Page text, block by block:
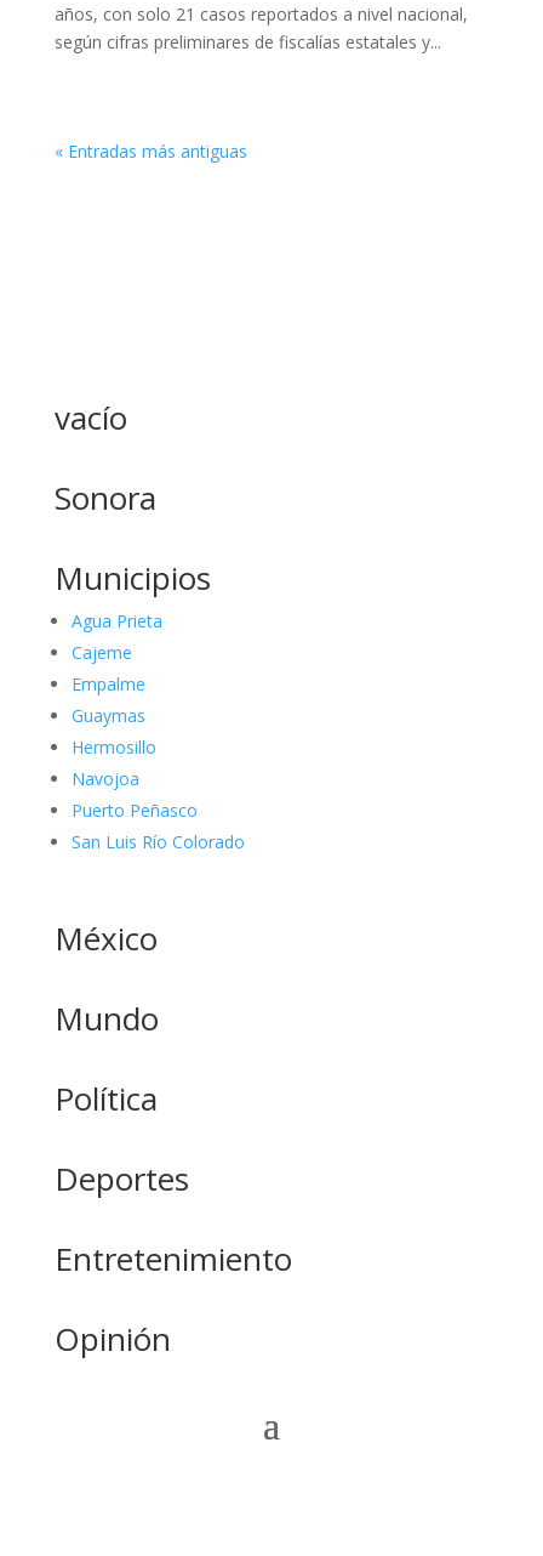
años, con solo 21 casos reportados a nivel nacional,
según cifras preliminares de fiscalías estatales y...
« Entradas más antiguas
vacío
Sonora
Municipios
Agua Prieta
Cajeme
Empalme
Guaymas
Hermosillo
Navojoa
Puerto Peñasco
San Luis Río Colorado
México
Mundo
Política
Deportes
Entretenimiento
Opinión